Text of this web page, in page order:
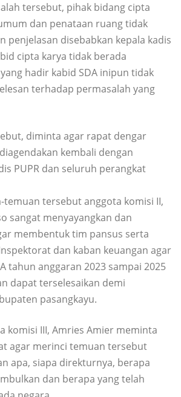
tersebut, pihak bidang cipta
dan penataan ruang tidak
penjelasan disebabkan kepala kadis
cipta karya tidak berada
hadir kabid SDA inipun tidak
terhadap permasalah yang
diminta agar rapat dengar
kembali dengan
PUPR dan seluruh perangkat
tersebut anggota komisi II,
sangat menyayangkan dan
membentuk tim pansus serta
dan kaban keuangan agar
tahun anggaran 2023 sampai 2025
dapat terselesaikan demi
pasangkayu.
komisi III, Amries Amier meminta
agar merinci temuan tersebut
apa, siapa direkturnya, berapa
dan berapa yang telah